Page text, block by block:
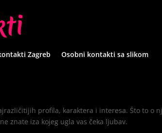
Zagreb Osobni kontakti sa slikom
profila, karaktera i interesa. Što to o
znate iza kojeg ugla vas čeka ljubav.